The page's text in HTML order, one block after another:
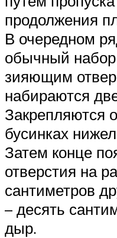
продолжения
В очередном
обычный
зияющим
набираются
Закрепляются
бусинках
Затем конце
отверстия на
сантиметров
– десять
дыр.